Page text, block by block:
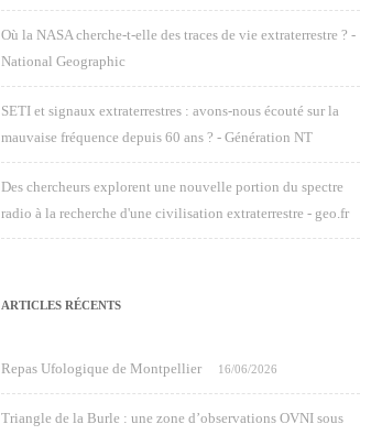
Où la NASA cherche-t-elle des traces de vie extraterrestre ? -
National Geographic
SETI et signaux extraterrestres : avons-nous écouté sur la
mauvaise fréquence depuis 60 ans ? - Génération NT
Des chercheurs explorent une nouvelle portion du spectre
radio à la recherche d'une civilisation extraterrestre - geo.fr
ARTICLES RÉCENTS
Repas Ufologique de Montpellier 16/06/2026
Triangle de la Burle : une zone d’observations OVNI sous